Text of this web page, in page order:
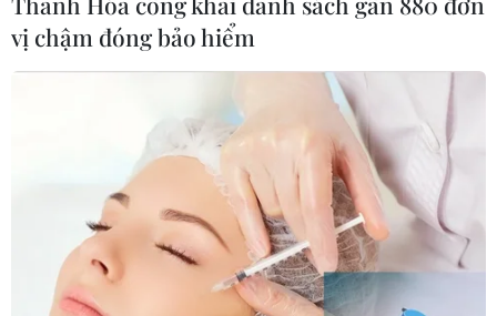
TIN CÙNG CHUYÊN MỤC
Chứng khoán Mỹ rời đỉnh khi giá
năng lượng leo thang
vị chậm đóng bảo hiểm